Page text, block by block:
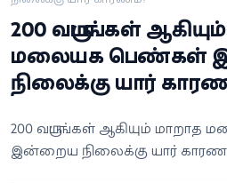
வீடியோ
வணிகம்
வெப்ஸ்டோரி
200 வருடங்கள்
மலையக பெண்கள்
நிலைக்கு யார்
200 வருடங்கள் ஆகியும்
இன்றைய நிலைக்கு யார்